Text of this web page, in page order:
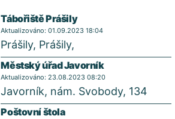
Tábořiště Prášily
Aktualizováno: 01.09.2023 18:04
Prášily, Prášily,
Městský úřad Javorník
Aktualizováno: 23.08.2023 08:20
Javorník, nám. Svobody, 134
Poštovní štola